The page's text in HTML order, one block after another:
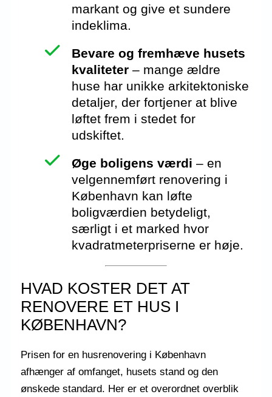
markant og give et sundere
indeklima.
Bevare og fremhæve husets
kvaliteter – mange ældre
huse har unikke arkitektoniske
detaljer, der fortjener at blive
løftet frem i stedet for
udskiftet.
Øge boligens værdi – en
velgennemført renovering i
København kan løfte
boligværdien betydeligt,
særligt i et marked hvor
kvadratmeterpriserne er høje.
HVAD KOSTER DET AT
RENOVERE ET HUS I
KØBENHAVN?
Prisen for en husrenovering i København
afhænger af omfanget, husets stand og den
ønskede standard. Her er et overordnet overblik